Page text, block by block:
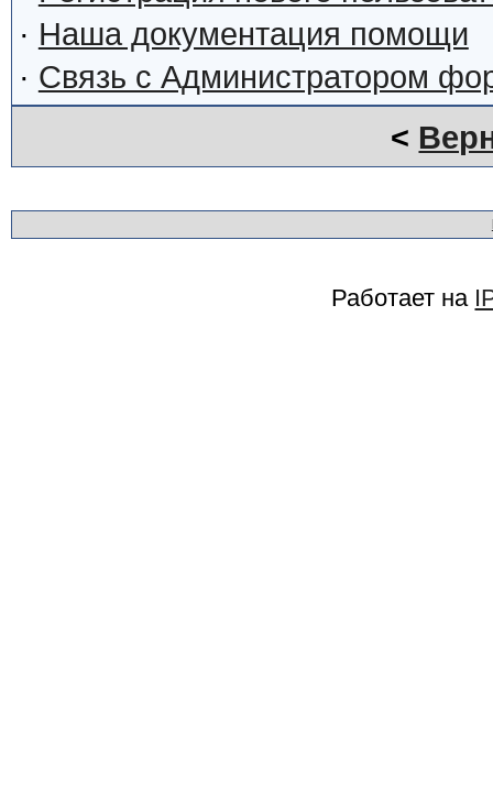
· Наша документация помощи
· Связь с Администратором
<
Работает на